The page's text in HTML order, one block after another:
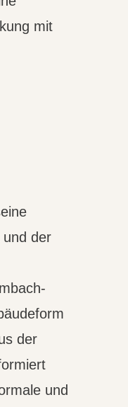
mit
der
der
und